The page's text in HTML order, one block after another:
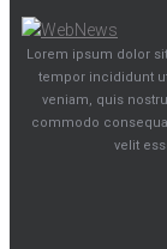
Lorem ipsum dolor
tempor incididunt
veniam, quis
commodo
velit